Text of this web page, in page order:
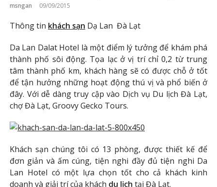
msngan 09/09/2015
Thông tin khách sạn Dạ Lan Đà Lạt
Da Lan Dalat Hotel là một điểm lý tưởng để khám phá
thành phố sôi động. Tọa lạc ở vị trí chỉ 0,2 từ trung
tâm thành phố km, khách hàng sẽ có được chỗ ở tốt
để tận hưởng những hoạt động thú vị và phổ biến ở
đây. Với dễ dàng truy cập vào Dịch vụ Du lịch Đà Lạt,
chợ Đà Lạt, Groovy Gecko Tours.
Khách sạn chúng tôi có 13 phòng, được thiết kế để
đơn giản và ấm cúng, tiện nghi đầy đủ tiện nghi Da
Lan Hotel có một lựa chọn tốt cho cả khách kinh
doanh và giải trí của khách du lịch tại Đà Lạt.